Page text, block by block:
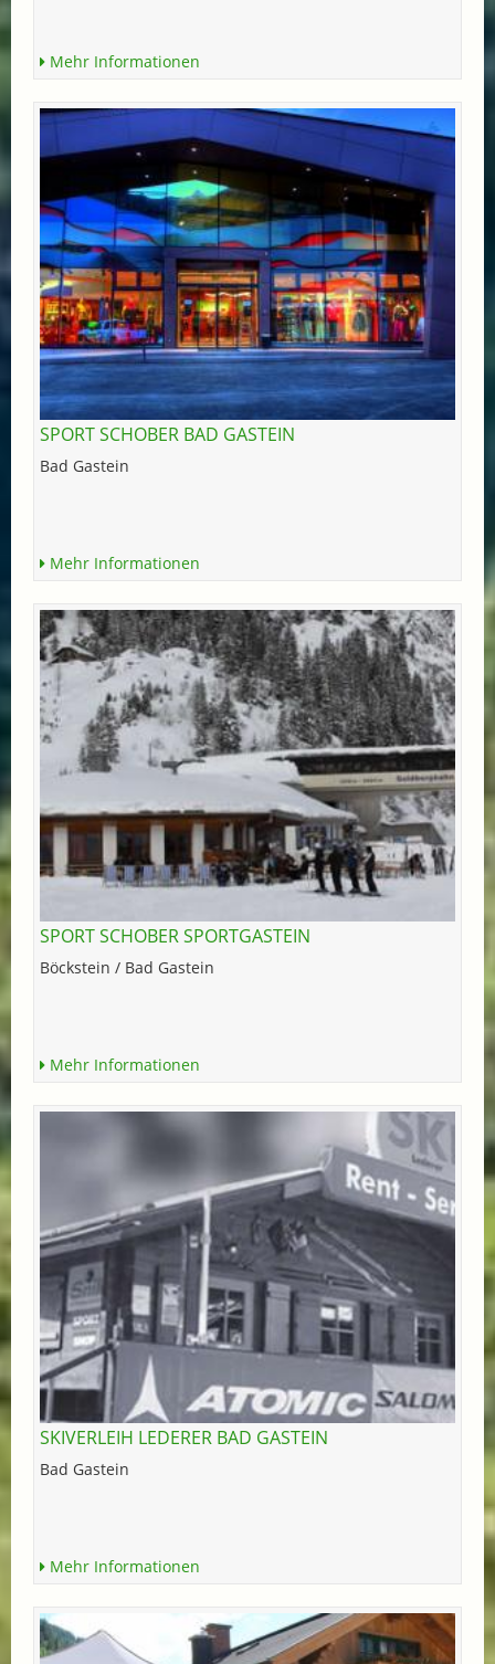
Mehr Informationen
SPORT SCHOBER BAD GASTEIN
Bad Gastein
Mehr Informationen
SPORT SCHOBER SPORTGASTEIN
Böckstein / Bad Gastein
Mehr Informationen
SKIVERLEIH LEDERER BAD GASTEIN
Bad Gastein
Mehr Informationen